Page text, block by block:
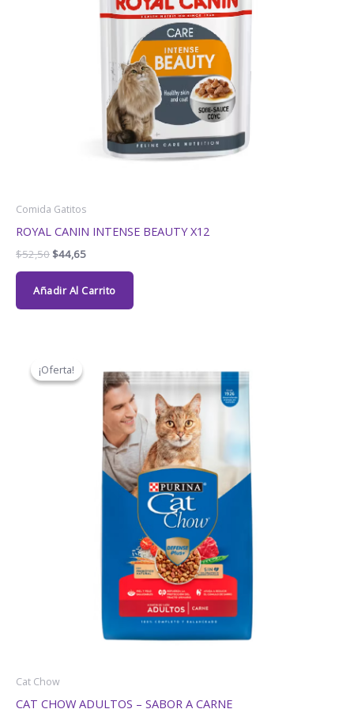
Comida Gatitos
ROYAL CANIN INTENSE BEAUTY X12
$52,50 $44,65
Añadir Al Carrito
¡Oferta!
¡Oferta!
Cat Chow
CAT CHOW ADULTOS – SABOR A CARNE
precio
original
era:
actual
$39,00.